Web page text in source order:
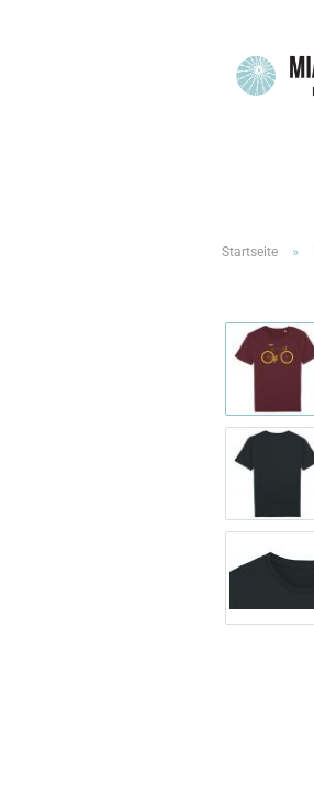
Startseite »